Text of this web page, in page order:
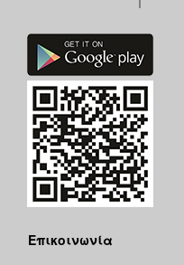
Επικοινωνία